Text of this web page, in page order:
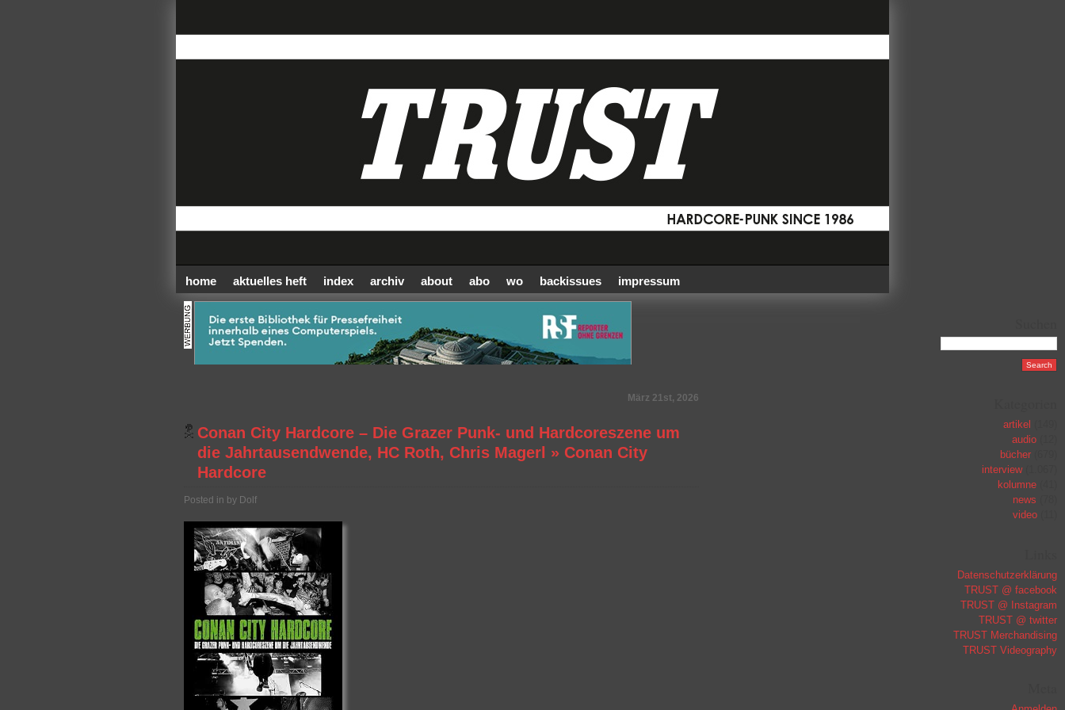
home aktuelles heft index archiv about abo wo backissues impressum
März 21st, 2026
Conan City Hardcore – Die Grazer Punk- und Hardcoreszene um
die Jahrtausendwende, HC Roth, Chris Magerl » Conan City
Hardcore
Posted in by Dolf
artikel
audio
bücher
interview(1.067)
kolumne
news
video
Datenschutzerklärung
TRUST @ facebook
TRUST @ Instagram
TRUST @ twitter
TRUST Merchandising
TRUST Videography